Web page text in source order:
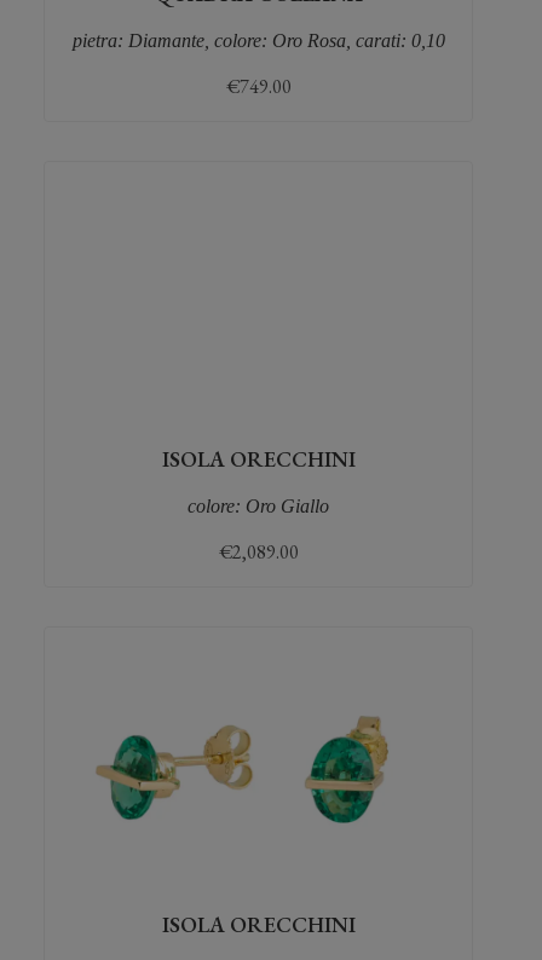
pietra: Diamante, colore: Oro Rosa, carati: 0,10
€749.00
ISOLA ORECCHINI
colore: Oro Giallo
€2,089.00
ISOLA ORECCHINI